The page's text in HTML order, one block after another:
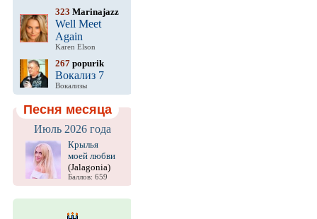
323 Marinajazz
Well Meet
Again
Karen Elson
267 popurik
Вокализ 7
Вокализы
Песня месяца
Июль 2026 года
Крылья
моей любви
(Jalagonia)
Баллов: 659